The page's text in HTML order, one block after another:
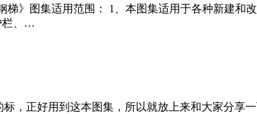
梯》图集适用范围： 1、本图集适用于各种新建
栏、…
，正好用到这本图集，所以就放上来和大家分享